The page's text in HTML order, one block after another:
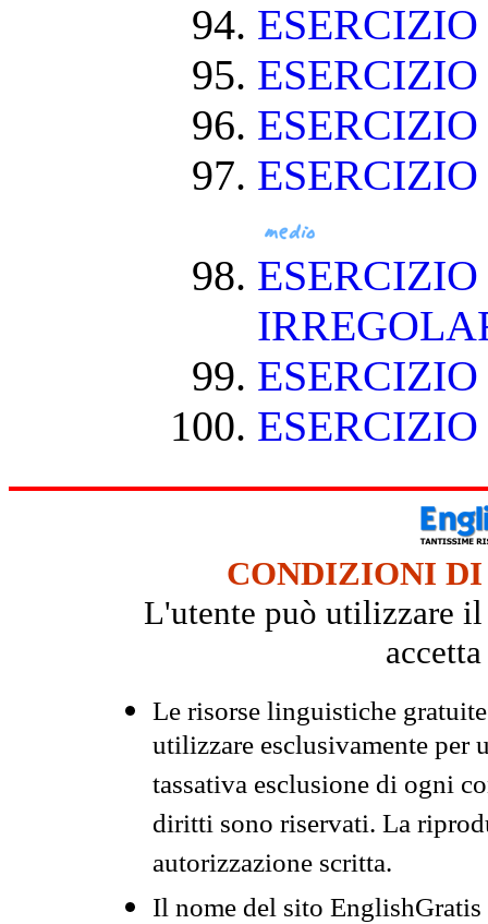
CONDIZIONI DI
L'utente può utilizzare il
Le risorse linguistiche
utilizzare esclusivamente per
tassativa esclusione di ogni
diritti sono riservati. La
autorizzazione scritta.
Il nome del sito